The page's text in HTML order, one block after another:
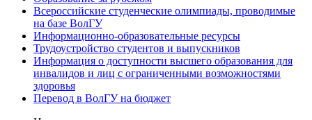
Всероссийские студенческие олимпиады, проводимые
на базе ВолГУ
Информационно-образовательные ресурсы
Трудоустройство студентов и выпускников
Информация о доступности высшего образования для
инвалидов и лиц с ограниченными возможностями
здоровья
Перевод в ВолГУ на бюджет